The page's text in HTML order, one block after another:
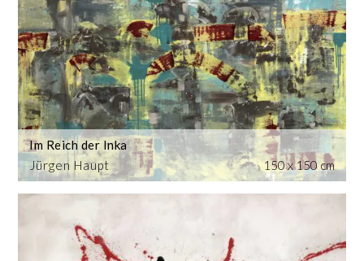
Jürgen Haupt
Im Reich der Inka
150 x 150 cm